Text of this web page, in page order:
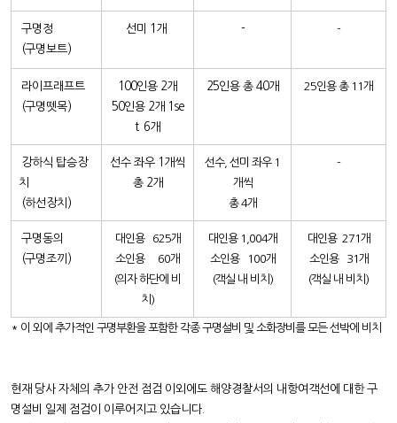
구명정
(구명보트)
선미 1개 - -
라이프래프트
(구명뗏목)
100인용 2개
50인용 2개 1se
t 6개
25인용 총 40개 25인용 총 11개
강하식 탑승장
치
(하선장치)
선수 좌우 1개씩
총 2개
선수, 선미 좌우 1
개씩
총 4개
-
구명동의
(구명조끼)
대인용 625개
소인용 60개
(의자 하단에 비
치)
대인용 1,004개
소인용 100개
(객실 내 비치)
대인용 271개
소인용 31개
(객실 내 비치)
* 이 외에 추가적인 구명부환을 포함한 각종 구명설비 및 소화장비를 모든 선박에 비치
현재 당사 자체의 추가 안전 점검 이외에도 해양경찰서의 내항여객선에 대한 구
명설비 일제 점검이 이루어지고 있습니다.